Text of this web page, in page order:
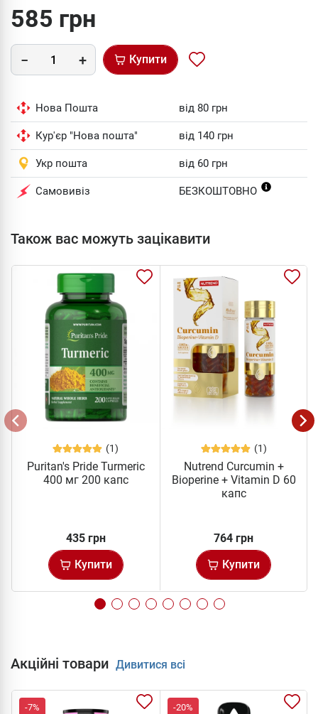
585 грн
Купити
Нова Пошта від 80 грн
Кур'єр "Нова пошта" від 140 грн
Укр пошта від 60 грн
Самовивіз БЕЗКОШТОВНО
Також вас можуть зацікавити
(1)
Puritan's Pride Turmeric
400 мг 200 капс
435 грн
Купити
(1)
Nutrend Curcumin +
Bioperine + Vitamin D 60
капс
764 грн
Купити
Акційні товари Дивитися всі
-7% -20%